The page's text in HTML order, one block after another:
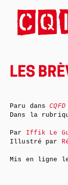
LES
Paru dansCQFD
Dans la
Par Iffik Le
Illustré par
Mis en ligne